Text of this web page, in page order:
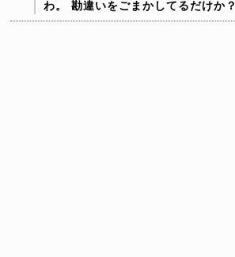
わ。 勘違いをごまかしてるだけか？